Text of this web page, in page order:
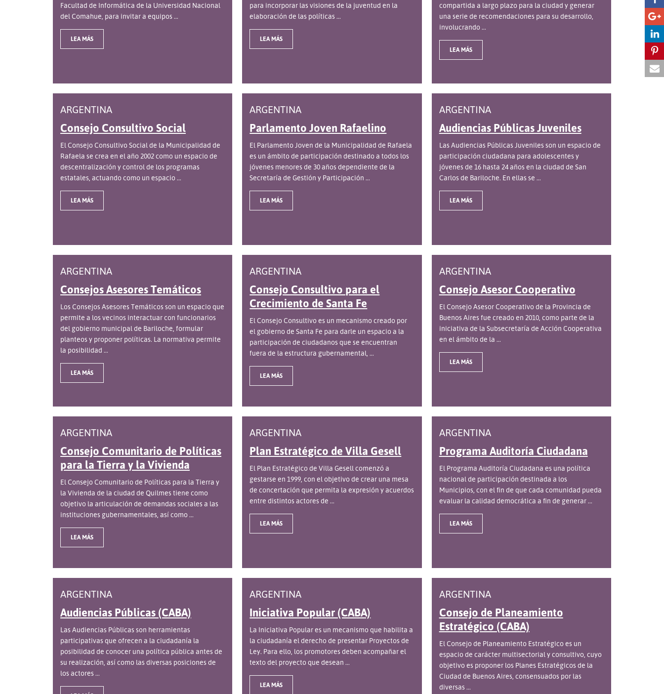
Facultad de Informática de la Universidad Nacional
del Comahue, para invitar a equipos ...
LEA MÁS
para incorporar las visiones de la juventud en la
elaboración de las políticas ...
LEA MÁS
compartida a largo plazo para la ciudad y generar
una serie de recomendaciones para su desarrollo,
involucrando ...
LEA MÁS
ARGENTINA
Consejo Consultivo Social
El Consejo Consultivo Social de la Municipalidad de
Rafaela se crea en el año 2002 como un espacio de
descentralización y control de los programas
estatales, actuando como un espacio ...
LEA MÁS
ARGENTINA
Parlamento Joven Rafaelino
El Parlamento Joven de la Municipalidad de Rafaela
es un ámbito de participación destinado a todos los
jóvenes menores de 30 años dependiente de la
Secretaría de Gestión y Participación ...
LEA MÁS
ARGENTINA
Audiencias Públicas Juveniles
Las Audiencias Públicas Juveniles son un espacio de
participación ciudadana para adolescentes y
jóvenes de 16 hasta 24 años en la ciudad de San
Carlos de Bariloche. En ellas se ...
LEA MÁS
ARGENTINA
Consejos Asesores Temáticos
Los Consejos Asesores Temáticos son un espacio que
permite a los vecinos interactuar con funcionarios
del gobierno municipal de Bariloche, formular
planteos y proponer políticas. La normativa permite
la posibilidad ...
LEA MÁS
ARGENTINA
Consejo Consultivo para el
Crecimiento de Santa Fe
El Consejo Consultivo es un mecanismo creado por
el gobierno de Santa Fe para darle un espacio a la
participación de ciudadanos que se encuentran
fuera de la estructura gubernamental, ...
LEA MÁS
ARGENTINA
Consejo Asesor Cooperativo
El Consejo Asesor Cooperativo de la Provincia de
Buenos Aires fue creado en 2010, como parte de la
iniciativa de la Subsecretaría de Acción Cooperativa
en el ámbito de la ...
LEA MÁS
ARGENTINA
Consejo Comunitario de Políticas
para la Tierra y la Vivienda
El Consejo Comunitario de Políticas para la Tierra y
la Vivienda de la ciudad de Quilmes tiene como
objetivo la articulación de demandas sociales a las
instituciones gubernamentales, así como ...
LEA MÁS
ARGENTINA
Plan Estratégico de Villa Gesell
El Plan Estratégico de Villa Gesell comenzó a
gestarse en 1999, con el objetivo de crear una mesa
de concertación que permita la expresión y acuerdos
entre distintos actores de ...
LEA MÁS
ARGENTINA
Programa Auditoría Ciudadana
El Programa Auditoría Ciudadana es una política
nacional de participación destinada a los
Municipios, con el fin de que cada comunidad pueda
evaluar la calidad democrática a fin de generar ...
LEA MÁS
ARGENTINA
Audiencias Públicas (CABA)
Las Audiencias Públicas son herramientas
participativas que ofrecen a la ciudadanía la
posibilidad de conocer una política pública antes de
su realización, así como las diversas posiciones de
los actores ...
ARGENTINA
Iniciativa Popular (CABA)
La Iniciativa Popular es un mecanismo que habilita a
la ciudadanía el derecho de presentar Proyectos de
Ley. Para ello, los promotores deben acompañar el
texto del proyecto que desean ...
LEA MÁS
ARGENTINA
Consejo de Planeamiento
Estratégico (CABA)
El Consejo de Planeamiento Estratégico es un
espacio de carácter multisectorial y consultivo, cuyo
objetivo es proponer los Planes Estratégicos de la
Ciudad de Buenos Aires, consensuados por las
diversas ...